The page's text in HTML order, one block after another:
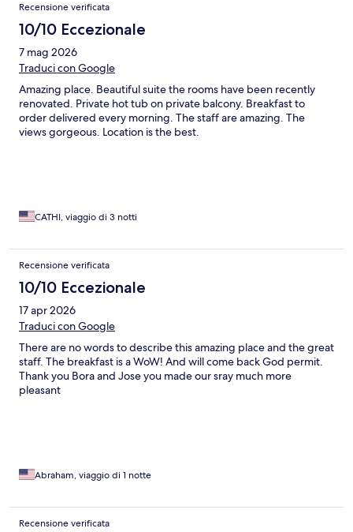
Recensione verificata
10/10 Eccezionale
7 mag 2026
Traduci con Google
Amazing place. Beautiful suite the rooms have been recently
renovated. Private hot tub on private balcony. Breakfast to
order delivered every morning. The staff are amazing. The
views gorgeous. Location is the best.
CATHI, viaggio di 3 notti
Recensione verificata
10/10 Eccezionale
17 apr 2026
Traduci con Google
There are no words to describe this amazing place and the great
staff. The breakfast is a WoW! And will come back God permit.
Thank you Bora and Jose you made our sray much more
pleasant
Abraham, viaggio di 1 notte
Recensione verificata